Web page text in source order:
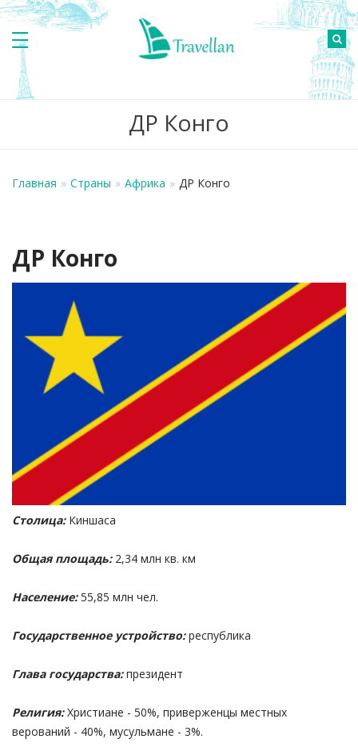
ДР Конго
Главная » Страны » Африка » ДР Конго
ДР Конго
Столица:Киншаса
Общая площадь:2,34 млн кв. км
Население:55,85 млн чел.
Государственное устройство: республика
Глава государства:президент
Религия:Христиане - 50%, приверженцы местных
верований - 40%, мусульмане - 3%.